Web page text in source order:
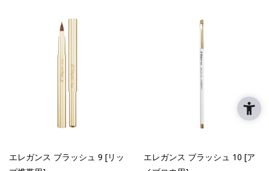
エレガンス ブラッシュ 9 [リッ
エレガンス ブラッシュ 10 [ア